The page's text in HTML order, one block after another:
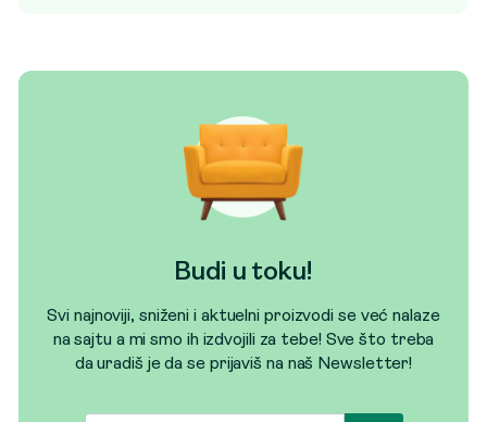
Budi u toku!
Svi najnoviji, sniženi i aktuelni proizvodi se već nalaze
na sajtu a mi smo ih izdvojili za tebe! Sve što treba
da uradiš je da se prijaviš na naš Newsletter!